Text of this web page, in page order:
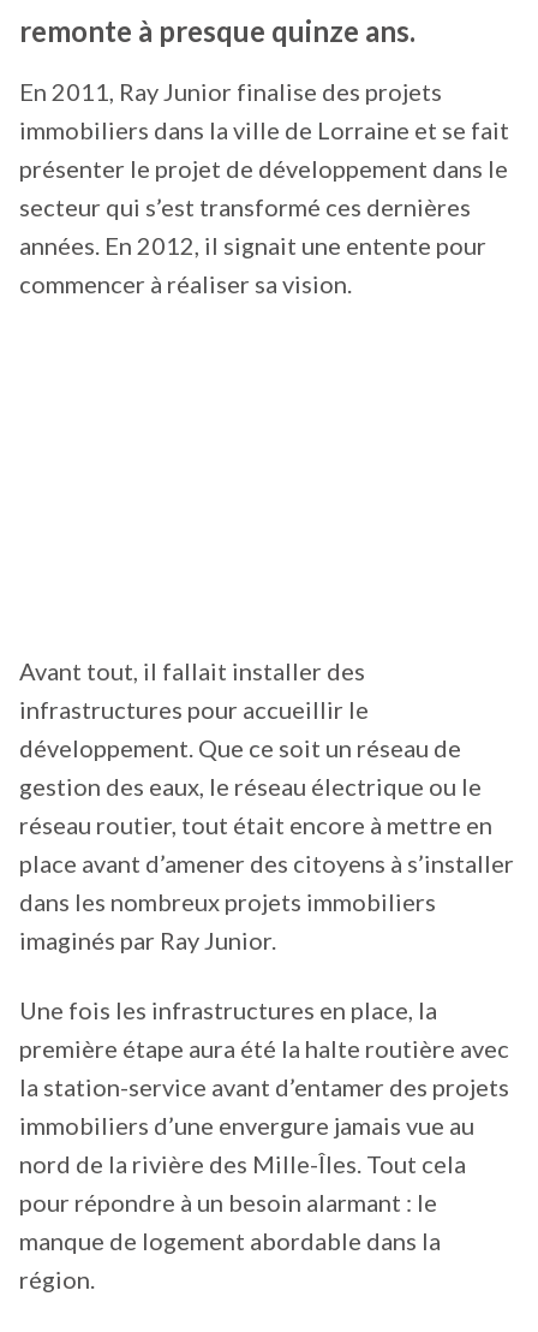
remonte à presque quinze ans.
En 2011, Ray Junior finalise des projets
immobiliers dans la ville de Lorraine et se fait
présenter le projet de développement dans le
secteur qui s’est transformé ces dernières
années. En 2012, il signait une entente pour
commencer à réaliser sa vision.
Avant tout, il fallait installer des
infrastructures pour accueillir le
développement. Que ce soit un réseau de
gestion des eaux, le réseau électrique ou le
réseau routier, tout était encore à mettre en
place avant d’amener des citoyens à s’installer
dans les nombreux projets immobiliers
imaginés par Ray Junior.
Une fois les infrastructures en place, la
première étape aura été la halte routière avec
la station-service avant d’entamer des projets
immobiliers d’une envergure jamais vue au
nord de la rivière des Mille-Îles. Tout cela
pour répondre à un besoin alarmant : le
manque de logement abordable dans la
région.